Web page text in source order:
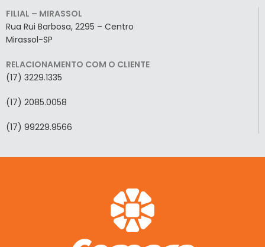
FILIAL – MIRASSOL
Rua Rui Barbosa, 2295 – Centro
Mirassol-SP
RELACIONAMENTO COM O CLIENTE
(17) 3229.1335
(17) 2085.0058
(17) 99229.9566